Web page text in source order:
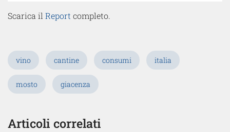
Scarica il Report completo.
vino cantine consumi italia
mosto giacenza
Articoli correlati